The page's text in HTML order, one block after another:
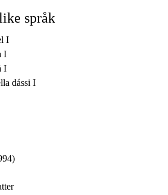
språk
I
I
I
dássi I